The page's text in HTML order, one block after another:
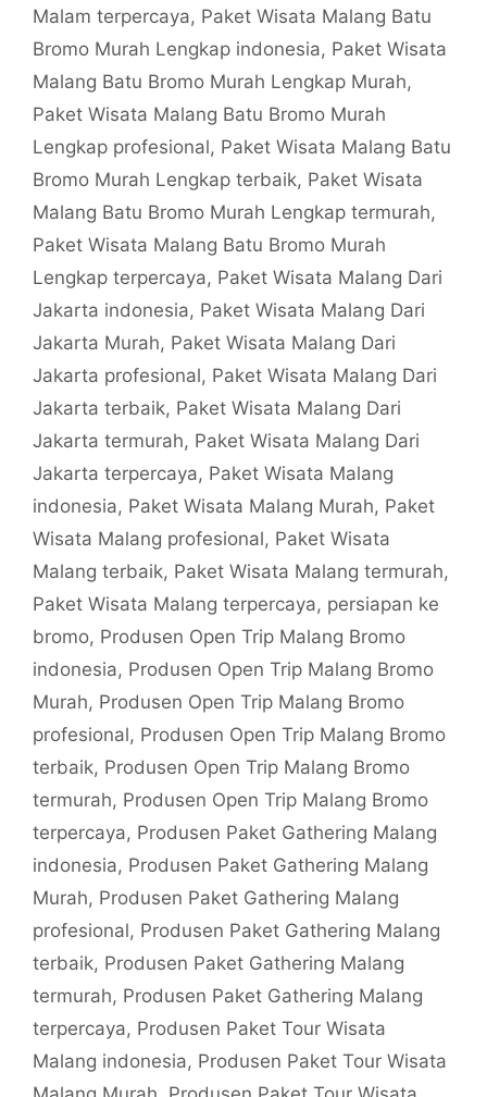
Malam terpercaya, Paket Wisata Malang Batu
Bromo Murah Lengkap indonesia, Paket Wisata
Malang Batu Bromo Murah Lengkap Murah,
Paket Wisata Malang Batu Bromo Murah
Lengkap profesional, Paket Wisata Malang Batu
Bromo Murah Lengkap terbaik, Paket Wisata
Malang Batu Bromo Murah Lengkap termurah,
Paket Wisata Malang Batu Bromo Murah
Lengkap terpercaya, Paket Wisata Malang Dari
Jakarta indonesia, Paket Wisata Malang Dari
Jakarta Murah, Paket Wisata Malang Dari
Jakarta profesional, Paket Wisata Malang Dari
Jakarta terbaik, Paket Wisata Malang Dari
Jakarta termurah, Paket Wisata Malang Dari
Jakarta terpercaya, Paket Wisata Malang
indonesia, Paket Wisata Malang Murah, Paket
Wisata Malang profesional, Paket Wisata
Malang terbaik, Paket Wisata Malang termurah,
Paket Wisata Malang terpercaya, persiapan ke
bromo, Produsen Open Trip Malang Bromo
indonesia, Produsen Open Trip Malang Bromo
Murah, Produsen Open Trip Malang Bromo
profesional, Produsen Open Trip Malang Bromo
terbaik, Produsen Open Trip Malang Bromo
termurah, Produsen Open Trip Malang Bromo
terpercaya, Produsen Paket Gathering Malang
indonesia, Produsen Paket Gathering Malang
Murah, Produsen Paket Gathering Malang
profesional, Produsen Paket Gathering Malang
terbaik, Produsen Paket Gathering Malang
termurah, Produsen Paket Gathering Malang
terpercaya, Produsen Paket Tour Wisata
Malang indonesia, Produsen Paket Tour Wisata